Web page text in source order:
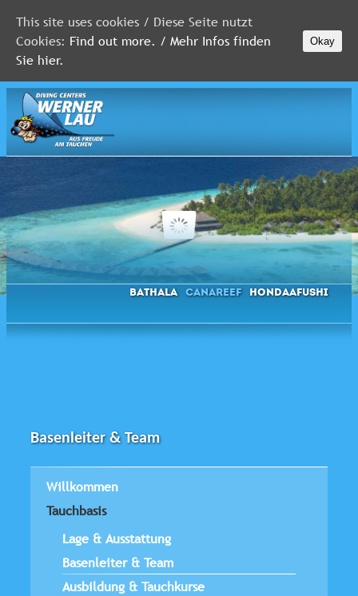
MALEDIVEN
ROTES
MEER
FLORIDA
Bathala Canareef Hondaafushi
Basenleiter & Team
Willkommen
Tauchbasis
Lage & Ausstattung
Basenleiter & Team
Ausbildung & Tauchkurse
This site uses cookies / Diese Seite nutzt
Cookies: Find out more. / Mehr Infos finden
Sie hier.
Okay